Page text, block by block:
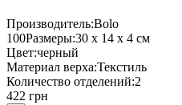
Производитель:Bolo
100Размеры:30 х 14 х 4 см
Цвет:черный
Материал верха:Текстиль
Количество отделений:2
422 грн